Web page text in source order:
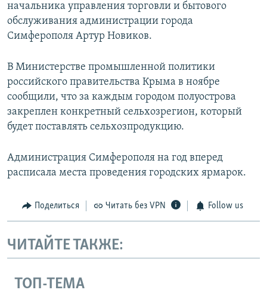
начальника управления торговли и бытового
обслуживания администрации города
Симферополя Артур Новиков.
В Министерстве промышленной политики
российского правительства Крыма в ноябре
сообщили, что за каждым городом полуострова
закреплен конкретный сельхозрегион, который
будет поставлять сельхозпродукцию.
Администрация Симферополя на год вперед
расписала места проведения городских ярмарок.
Поделиться Читать без VPN Follow us
ЧИТАЙТЕ ТАКЖЕ:
ТОП-ТЕМА